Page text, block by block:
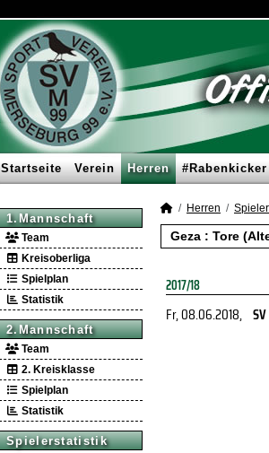
Startseite Verein Herren #Rabenkicker
1.Mannschaft
Team
Kreisoberliga
Spielplan
Statistik
2.Mannschaft
Team
2. Kreisklasse
Spielplan
Statistik
Spielerstatistik
Herren
Geza : Tore
2017/18
Fr, 08.06.2018,